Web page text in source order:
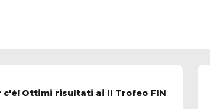
c'è! Ottimi risultati ai II Trofeo FIN